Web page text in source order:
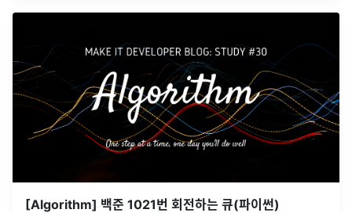
[Algorithm] 백준 1021번 회전하는 큐(파이썬)